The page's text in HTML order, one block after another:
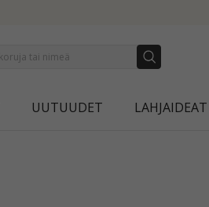
UUTUUDET LAHJAIDEAT